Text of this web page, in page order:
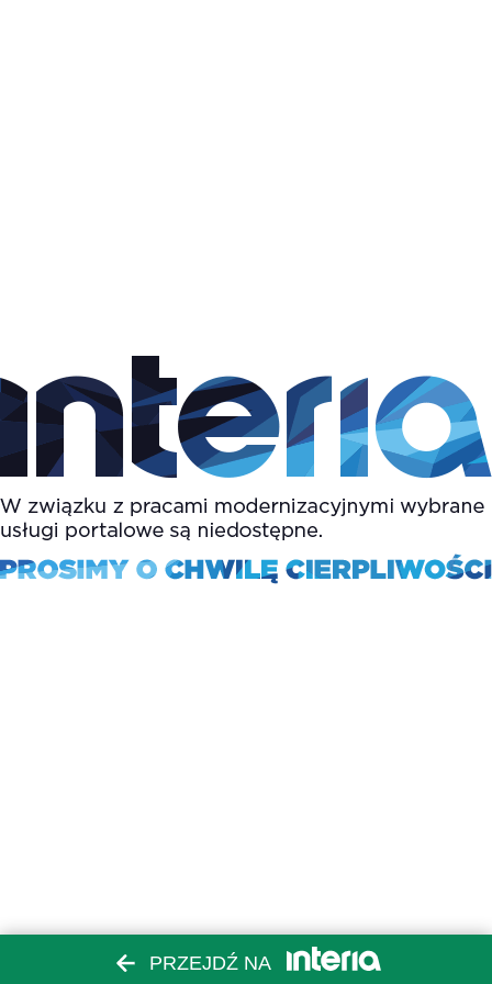
PRZEJDŹ NA